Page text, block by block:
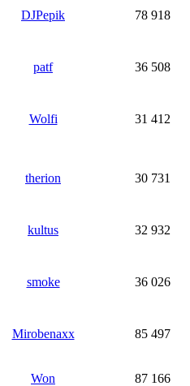
DJPepik 78 918
patf 36 508
Wolfi 31 412
therion 30 731
kultus 32 932
smoke 36 026
Mirobenaxx 85 497
Won 87 166